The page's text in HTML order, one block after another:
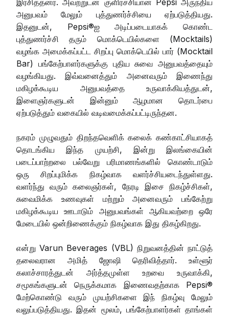
அனுபவம் மேலும் புத்துணர்ச்சியை ஏற்படுத்தியது.
இதனுடன், Pepsi®ஐ அடிப்படையாகக் கொண்ட
புத்துணர்ச்சி தரும் மொக்டெயில்களை (Mocktails)
வழங்க அமைக்கப்பட்ட சிறப்பு மொக்டெயில் பார் (Mocktail
Bar) பங்கேற்பாளர்களுக்கு புதிய சுவை அனுபவத்தையும்
வழங்கியது. இவ்வனைத்தும் அனைவரும் இணைந்து
மகிழக்கூடிய அனுபவத்தை உருவாக்கியத்துடன்,
இளைஞர்களுடன் இன்னும் ஆழமான தொடர்பை
ஏற்படுத்தும் வகையில் வடிவமைக்கப்பட்டிருந்தன.
நகரம் முழுவதும் திறந்தவெளிக் கலைக் கண்காட்சியாகத்
தொடங்கிய இந்த முயற்சி, இன்று இலங்கையின்
படைப்பாற்றலை பல்வேறு பரிமாணங்களில் கொண்டாடும்
ஒரு சிறப்புமிக்க நிகழ்வாக வளர்ச்சியடைந்துள்ளது.
வளர்ந்து வரும் கலைஞர்கள், நேரடி இசை நிகழ்ச்சிகள்,
சுவைமிக்க உணவுகள் மற்றும் அனைவரும் பங்கேற்று
மகிழக்கூடிய ஊடாடும் அனுபவங்கள் ஆகியவற்றை ஒரே
மேடையில் ஒன்றிணைக்கும் நிகழ்வாக இது திகழ்கிறது.
என்று Varun Beverages (VBL) நிறுவனத்தின் நாட்டுத்
தலைவரான அமித் ஜோஷி தெரிவித்தார். உள்ளூர்
கலாச்சாரத்துடன் அர்த்தமுள்ள உறவை உருவாக்கி,
சமூகங்களுடன் நெருக்கமாக இணைவதற்காக Pepsi®
மேற்கொண்டு வரும் முயற்சிகளை இந் நிகழ்வு மேலும்
வலுப்படுத்தியது. இதன் மூலம், பங்கேற்பாளர்கள் தாங்கள்